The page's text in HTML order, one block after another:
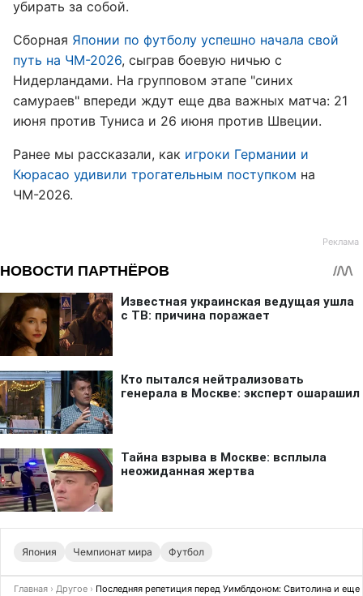
убирать за собой.
Сборная Японии по футболу успешно начала свой
путь на ЧМ-2026, сыграв боевую ничью с
Нидерландами. На групповом этапе "синих
самураев" впереди ждут еще два важных матча: 21
июня против Туниса и 26 июня против Швеции.
Ранее мы рассказали, как игроки Германии и
Кюрасао удивили трогательным поступком на
ЧМ-2026.
Япония Чемпионат мира Футбол
Главная › Другое › Последняя репетиция перед Уимблдоном: Свитолина и еще